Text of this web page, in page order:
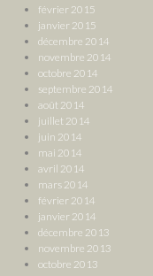
février 2015
janvier 2015
décembre 2014
novembre 2014
octobre 2014
septembre 2014
août 2014
juillet 2014
juin 2014
mai 2014
avril 2014
mars 2014
février 2014
janvier 2014
décembre 2013
novembre 2013
octobre 2013